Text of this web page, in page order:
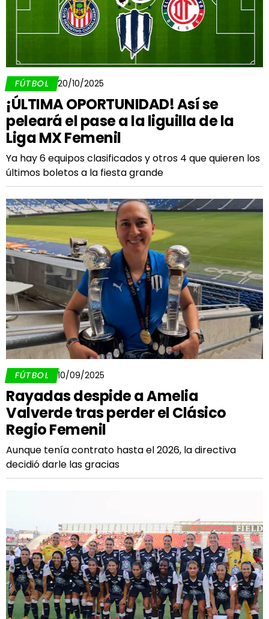
FÚTBOL 20/10/2025
¡ÚLTIMA OPORTUNIDAD! Así se
peleará el pase a la liguilla de la
Liga MX Femenil
Ya hay 6 equipos clasificados y otros 4 que quieren los
últimos boletos a la fiesta grande
FÚTBOL 10/09/2025
Rayadas despide a Amelia
Valverde tras perder el Clásico
Regio Femenil
Aunque tenía contrato hasta el 2026, la directiva
decidió darle las gracias